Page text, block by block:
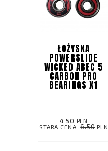
ŁOŻYSKA
POWERSLIDE
WICKED ABEC 5
CARBON PRO
BEARINGS X1
4.50 PLN
STARA CENA:6.50PLN